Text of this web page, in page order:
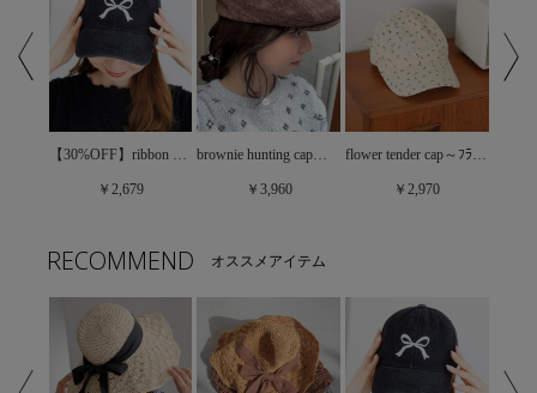
【30%OFF】ribbon embroidery cap～ﾘﾎﾞﾝｴﾝﾌﾞﾛｲﾀﾞﾘｰｷｬｯﾌﾟ
￥2,679
brownie hunting cap～ﾌﾞﾗｳﾆｰﾊﾝﾁﾝｸﾞｷｬｯﾌﾟ
￥3,960
flower tender cap～ﾌﾗﾜｰﾃﾝﾀﾞｰｷｬｯﾌﾟ
￥2,970
RECOMMEND オススメアイテム